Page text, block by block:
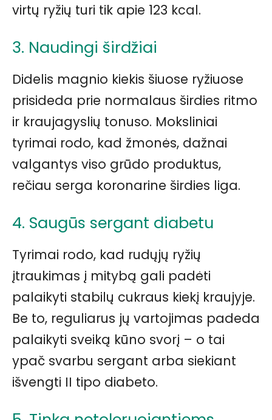
virtų ryžių turi tik apie 123 kcal.
3. Naudingi širdžiai
Didelis magnio kiekis šiuose ryžiuose
prisideda prie normalaus širdies ritmo
ir kraujagyslių tonuso. Moksliniai
tyrimai rodo, kad žmonės, dažnai
valgantys viso grūdo produktus,
rečiau serga koronarine širdies liga.
4. Saugūs sergant diabetu
Tyrimai rodo, kad rudųjų ryžių
įtraukimas į mitybą gali padėti
palaikyti stabilų cukraus kiekį kraujyje.
Be to, reguliarus jų vartojimas padeda
palaikyti sveiką kūno svorį – o tai
ypač svarbu sergant arba siekiant
išvengti II tipo diabeto.